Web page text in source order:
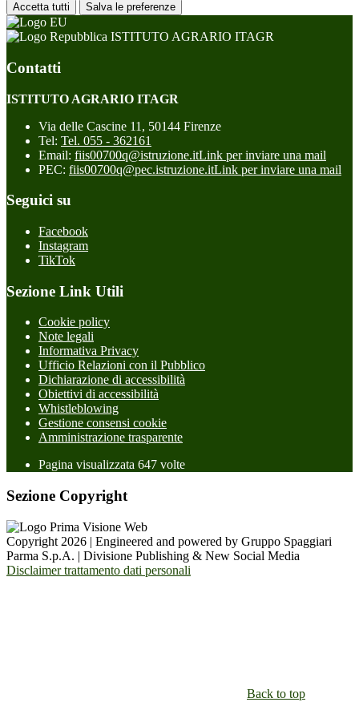
Accetta tutti Salva le preferenze
ISTITUTO AGRARIO ITAGR
Contatti
ISTITUTO AGRARIO ITAGR
Via delle Cascine 11, 50144 Firenze
Tel: Tel. 055 - 362161
Email: fiis00700q@istruzione.itLink per inviare una mail
PEC: fiis00700q@pec.istruzione.itLink per inviare una mail
Seguici su
Facebook
Instagram
TikTok
Sezione Link Utili
Cookie policy
Note legali
Informativa Privacy
Ufficio Relazioni con il Pubblico
Dichiarazione di accessibilità
Obiettivi di accessibilità
Whistleblowing
Gestione consensi cookie
Amministrazione trasparente
Pagina visualizzata 647 volte
Sezione Copyright
Copyright 2026 | Engineered and powered by Gruppo Spaggiari
Parma S.p.A. | Divisione Publishing & New Social Media
Disclaimer trattamento dati personali
Back to top